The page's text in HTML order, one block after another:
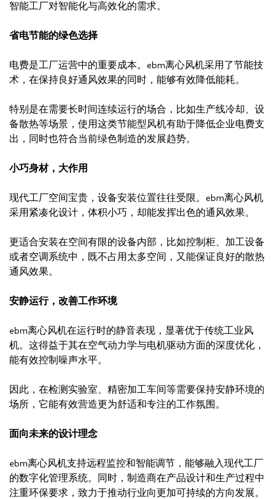
智能工厂对智能化与高效化的需求。
省电节能的绿色选择
电费是工厂运营中的重要成本。ebm离心风机采用了节能技
术，在保持良好通风效果的同时，能够有效降低能耗。
特别是在需要长时间连续运行的场合，比如生产线冷却、设
备散热等场景，使用这类节能型风机有助于降低企业电费支
出，同时也符合当前绿色制造的发展趋势。
小巧身材，大作用
现代工厂空间宝贵，设备安装位置往往受限。ebm离心风机
采用紧凑化设计，体积小巧，却能发挥出色的通风效果。
更适合安装在空间有限的设备内部，比如控制柜、加工设备
或者空调系统中，既不占用太多空间，又能保证良好的散热
通风效果。
安静运行，改善工作环境
ebm离心风机在运行时的静音表现，显著优于传统工业风
机。这得益于其在空气动力学与电机驱动方面的深度优化，
能有效控制噪声水平。
因此，在检测实验室、精密加工车间等需要保持安静环境的
场所，它能有效营造更为舒适和专注的工作氛围。
面向未来的设计理念
ebm离心风机支持远程监控和智能调节，能够融入现代工厂
的数字化管理系统。同时，制造商在产品设计和生产过程中
注重环保要求，致力于推动行业向更加可持续的方向发展。